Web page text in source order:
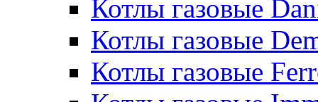
Котлы газовые
Котлы газовые
Котлы газовые